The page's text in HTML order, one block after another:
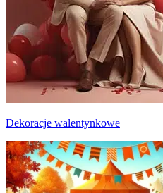
Dekoracje walentynkowe